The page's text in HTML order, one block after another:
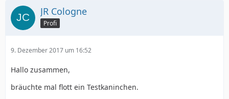
JR Cologne
Profi
9. Dezember 2017 um 16:52
Hallo zusammen,
bräuchte mal flott ein Testkaninchen.